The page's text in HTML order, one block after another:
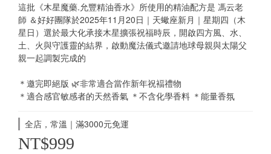
這批《木星魔藥.允豐精油香水》所使用的精油配方是 馮云老
師 ＆好好團隊於2025年11月20日｜天蠍座新月｜星期四（木
星日）選於最大化承接木星擴張祝福時辰，開啟四方風、水、
土、火與守護靈的結界，啟動魔法儀式邀請地球母親與太陽父
親一起調製完成的
＊邀完即絕版 🌿非常適合當作新年祝褔禮物
＊適合感官敏感者的天然香氣 ＊不含化學香料 ＊能量香氛
全店，常溫｜滿3000元免運
NT$999